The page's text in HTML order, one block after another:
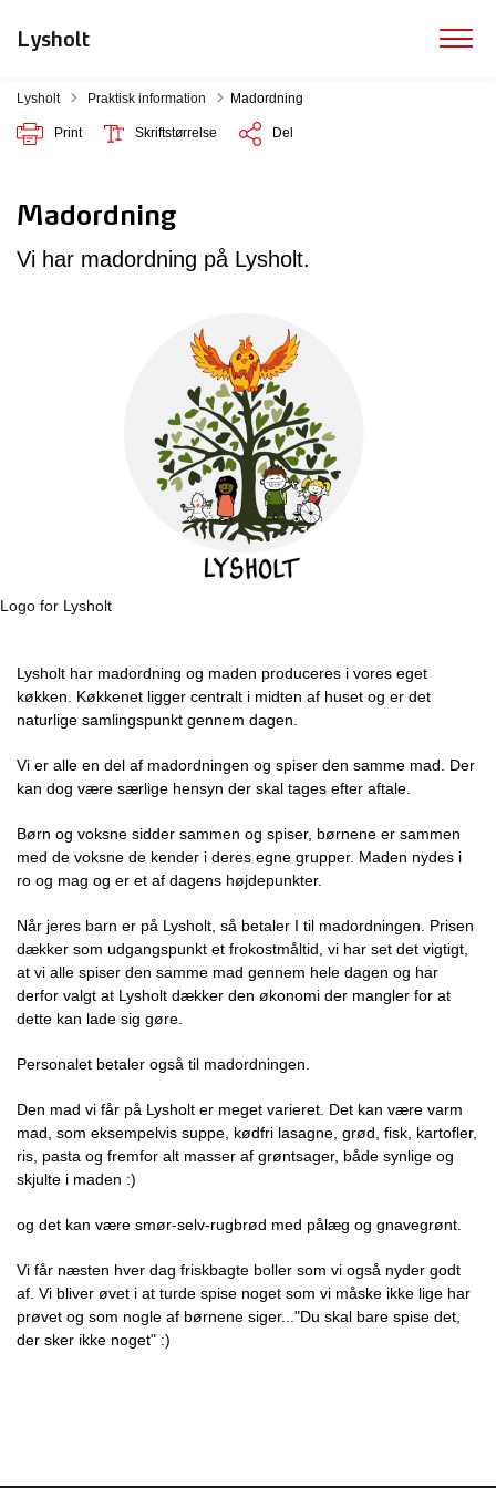
Lysholt
Lysholt Tilbage til
Praktisk information Madordning
Print Skriftstørrelse Del
Madordning
Vi har madordning på Lysholt.
Logo for Lysholt
Lysholt har madordning og maden produceres i vores eget
køkken. Køkkenet ligger centralt i midten af huset og er det
naturlige samlingspunkt gennem dagen.
Vi er alle en del af madordningen og spiser den samme mad. Der
kan dog være særlige hensyn der skal tages efter aftale.
Børn og voksne sidder sammen og spiser, børnene er sammen
med de voksne de kender i deres egne grupper. Maden nydes i
ro og mag og er et af dagens højdepunkter.
Når jeres barn er på Lysholt, så betaler I til madordningen. Prisen
dækker som udgangspunkt et frokostmåltid, vi har set det vigtigt,
at vi alle spiser den samme mad gennem hele dagen og har
derfor valgt at Lysholt dækker den økonomi der mangler for at
dette kan lade sig gøre.
Personalet betaler også til madordningen.
Den mad vi får på Lysholt er meget varieret. Det kan være varm
mad, som eksempelvis suppe, kødfri lasagne, grød, fisk, kartofler,
ris, pasta og fremfor alt masser af grøntsager, både synlige og
skjulte i maden :)
og det kan være smør-selv-rugbrød med pålæg og gnavegrønt.
Vi får næsten hver dag friskbagte boller som vi også nyder godt
af. Vi bliver øvet i at turde spise noget som vi måske ikke lige har
prøvet og som nogle af børnene siger..."Du skal bare spise det,
der sker ikke noget" :)